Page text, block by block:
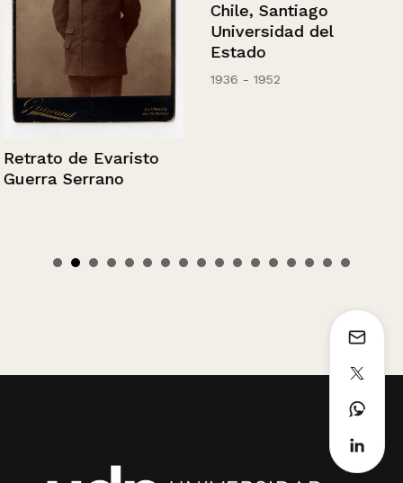
Retrato de Evaristo
Guerra Serrano
Chile, Santiago
Universidad del
Estado
1936 - 1952